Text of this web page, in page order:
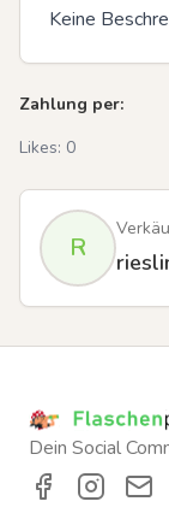
Keine
Zahlung per:
Likes: 0
R
Dein Social